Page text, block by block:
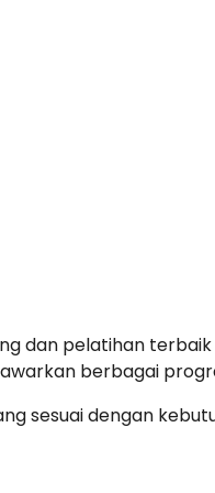
dan pelatihan
berbagai
sesuai dengan